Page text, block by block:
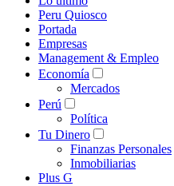
Peru Quiosco
Portada
Empresas
Management & Empleo
Economía
Mercados
Perú
Política
Tu Dinero
Finanzas Personales
Inmobiliarias
Plus G